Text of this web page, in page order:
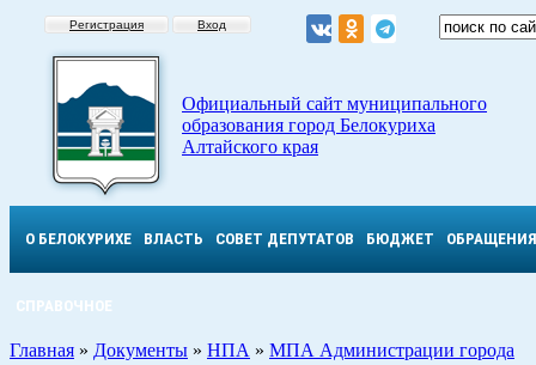
Регистрация Вход
Официальный сайт муниципального
образования город Белокуриха
Алтайского края
О БЕЛОКУРИХЕ ВЛАСТЬ СОВЕТ ДЕПУТАТОВ БЮДЖЕТ ОБРАЩЕНИЯ
СПРАВОЧНОЕ
Главная » Документы » НПА » МПА Администрации города